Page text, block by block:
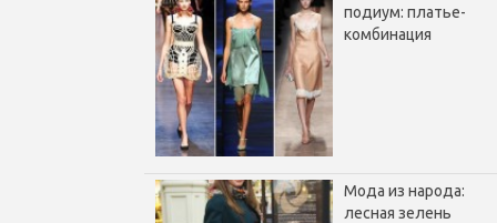
подиум: платье-
комбинация
Мода из народа:
лесная зелень